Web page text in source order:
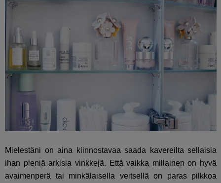
Mielestäni on aina kiinnostavaa saada kavereilta sellaisia
ihan pieniä arkisia vinkkejä. Että vaikka millainen on hyvä
avaimenperä tai minkälaisella veitsellä on paras pilkkoa